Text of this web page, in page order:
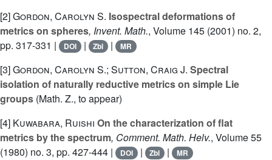
[2]Gordon, Carolyn S. Isospectral deformations of
metrics on spheres, Invent. Math., Volume 145 (2001) no. 2,
pp. 317-331 |
DOI | Zbl | MR
[3]Gordon, Carolyn S.; Sutton, Craig J. Spectral
isolation of naturally reductive metrics on simple Lie
groups (Math. Z., to appear)
[4] Kuwabara, Ruishi On the characterization of flat
metrics by the spectrum, Comment. Math. Helv., Volume 55
(1980) no. 3, pp. 427-444 |
DOI | Zbl | MR